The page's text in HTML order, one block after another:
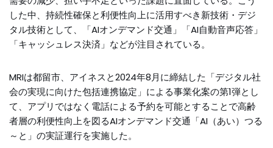
した中、持続性確保と利便性向上に活用すべき新技術・デジ
タル技術として、「AIオンデマンド交通」「AI自動音声応答」
「キャッシュレス決済」などが注目されている。
MRIは都留市、アイネスと2024年8月に締結した「デジタル社
会の実現に向けた包括連携協定」による事業化案の第1弾とし
て、アプリではなく電話による予約を可能とすることで高齢
者層の利便性向上を図るAIオンデマンド交通「AI（あい）つる
～と」の実証運行を実施した。